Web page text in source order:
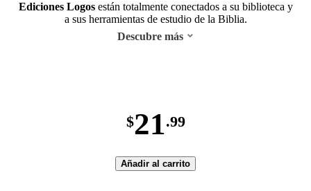
Ediciones Logosestán totalmente conectados a su biblioteca y
a sus herramientas de estudio de la Biblia.
Descubre más
$21.99
Añadir al carrito